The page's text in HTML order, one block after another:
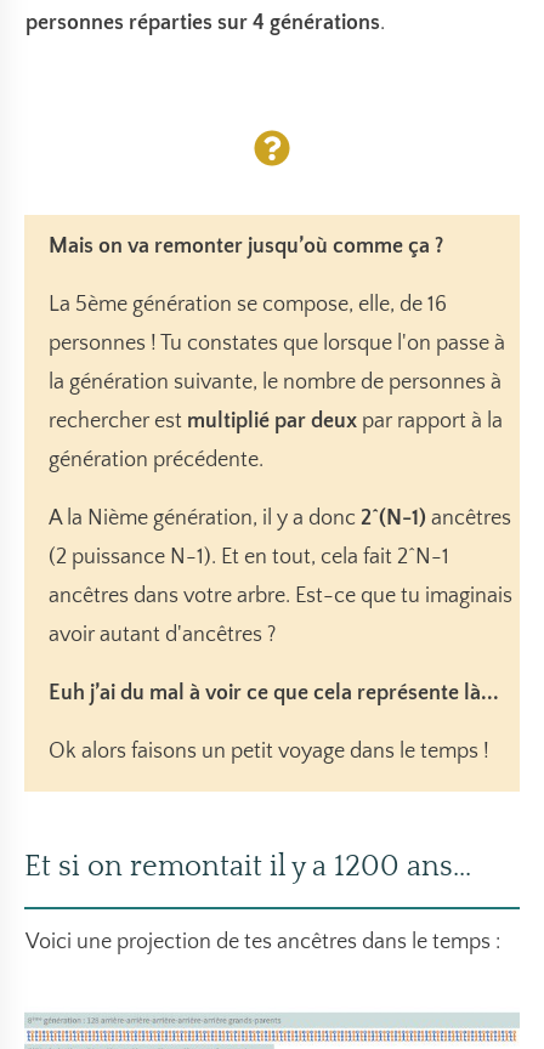
personnes réparties sur 4 générations.
Mais on va remonter jusqu’où comme ça ?
La 5ème génération se compose, elle, de 16
personnes ! Tu constates que lorsque l'on passe à
la génération suivante, le nombre de personnes à
rechercher est multiplié par deux par rapport à la
génération précédente.
A la Nième génération, il y a donc 2^(N-1) ancêtres
(2 puissance N-1). Et en tout, cela fait 2^N-1
ancêtres dans votre arbre. Est-ce que tu imaginais
avoir autant d'ancêtres ?
Euh j’ai du mal à voir ce que cela représente là...
Ok alors faisons un petit voyage dans le temps !
Et si on remontait il y a 1200 ans...
Voici une projection de tes ancêtres dans le temps :